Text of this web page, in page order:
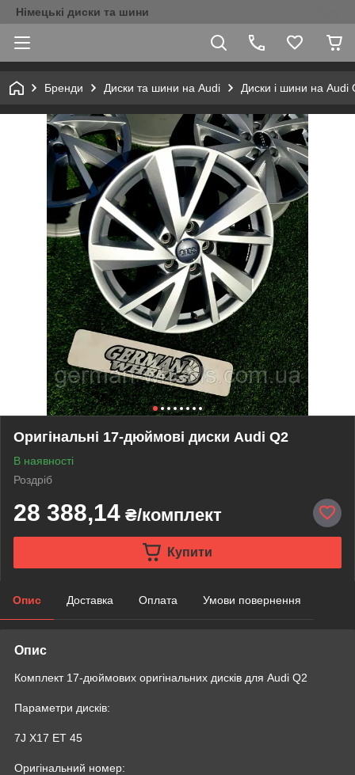
Німецькі диски та шини
Бренди Диски та шини на Audi Диски і шини на Audi
Оригінальні 17-дюймові диски Audi Q2
В наявності
Роздріб
28 388,14 ₴/комплект
Купити
Опис Доставка Оплата Умови повернення
Опис
Комплект 17-дюймових оригінальних дисків для Audi Q2
Параметри дисків:
7J X17 ET 45
Оригінальний номер: